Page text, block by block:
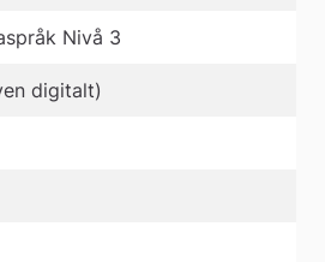
Nivå 3
digitalt)